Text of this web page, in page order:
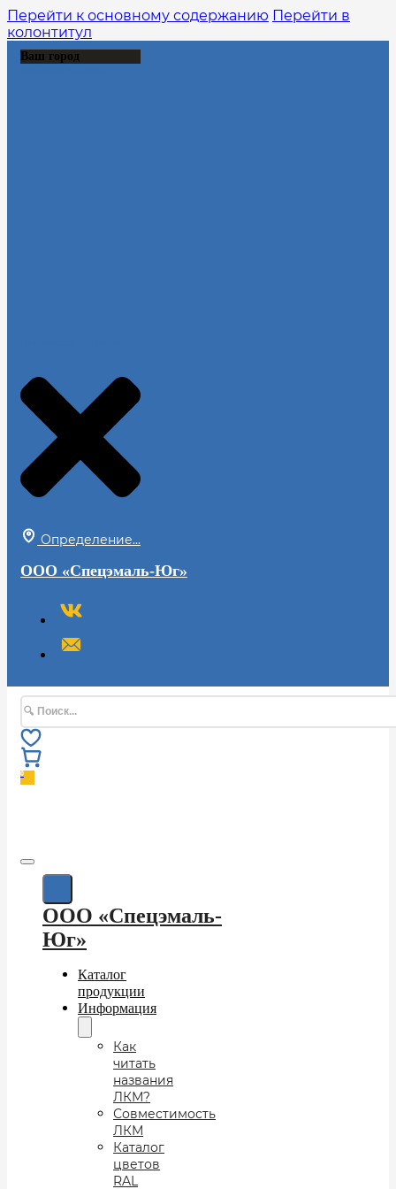
Перейти к основному содержанию Перейти в
колонтитул
Ваш город
Определение...
ООО «Спецэмаль-Юг»
Поиск
0
ООО «Спецэмаль-
Юг»
Каталог
продукции
Информация
Как
читать
названия
ЛКМ?
Совместимость
ЛКМ
Каталог
цветов
RAL